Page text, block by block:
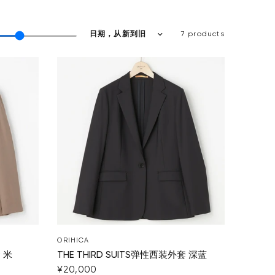
7 products
米
ORIHICA
THE THIRD SUITS弹性西装外套 深蓝
¥20,000